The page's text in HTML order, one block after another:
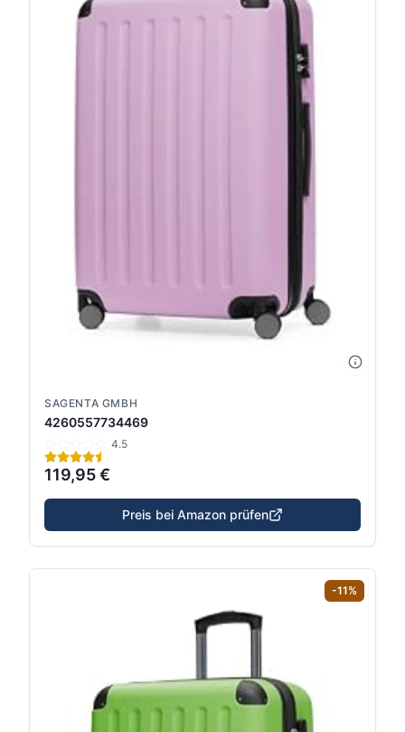
SAGENTA GMBH
4260557734469
4.5
119,95 €
Preis bei Amazon prüfen
-11%